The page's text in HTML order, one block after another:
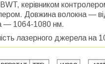
керівником
Довжина волокна —
— 1064-1080 нм.
лазерного джерела на